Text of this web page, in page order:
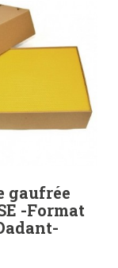
gaufrée
-Format